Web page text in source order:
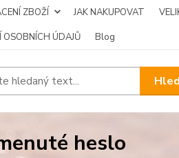
ZBOŽÍ JAK NAKUPOVAT
OSOBNÍCH ÚDAJŮ Blog
heslo